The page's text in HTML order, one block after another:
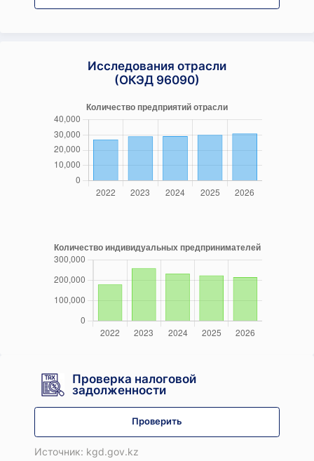
Исследования отрасли
(ОКЭД 96090)
Проверка налоговой
задолженности
Проверить
Источник: kgd.gov.kz